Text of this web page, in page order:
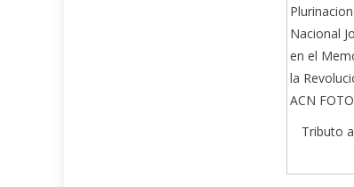
Tributo